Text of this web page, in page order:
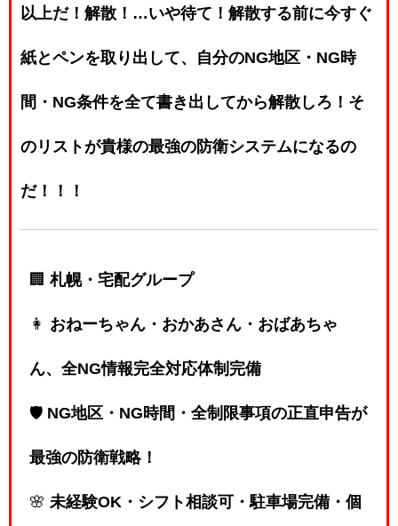
以上だ！解散！…いや待て！解散する前に今すぐ
紙とペンを取り出して、自分のNG地区・NG時
間・NG条件を全て書き出してから解散しろ！そ
のリストが貴様の最強の防衛システムになるの
だ！！！
🏢 札幌・宅配グループ
👩 おねーちゃん・おかあさん・おばあちゃ
ん、全NG情報完全対応体制完備
🛡️ NG地区・NG時間・全制限事項の正直申告が
最強の防衛戦略！
🌸 未経験OK・シフト相談可・駐車場完備・個